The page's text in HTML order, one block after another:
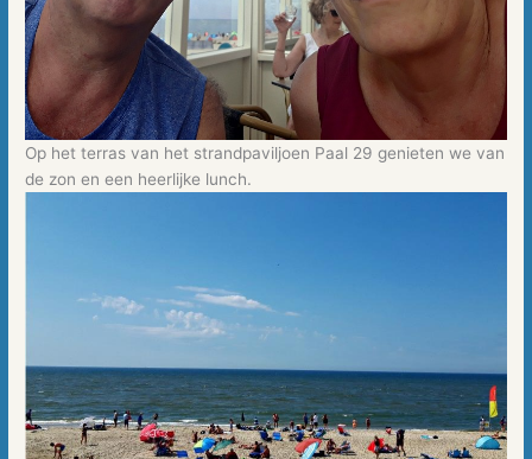
Op het terras van het strandpaviljoen Paal 29 genieten we van
de zon en een heerlijke lunch.